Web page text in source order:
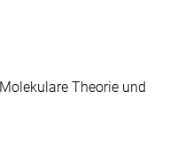
Molekulare Theorie und